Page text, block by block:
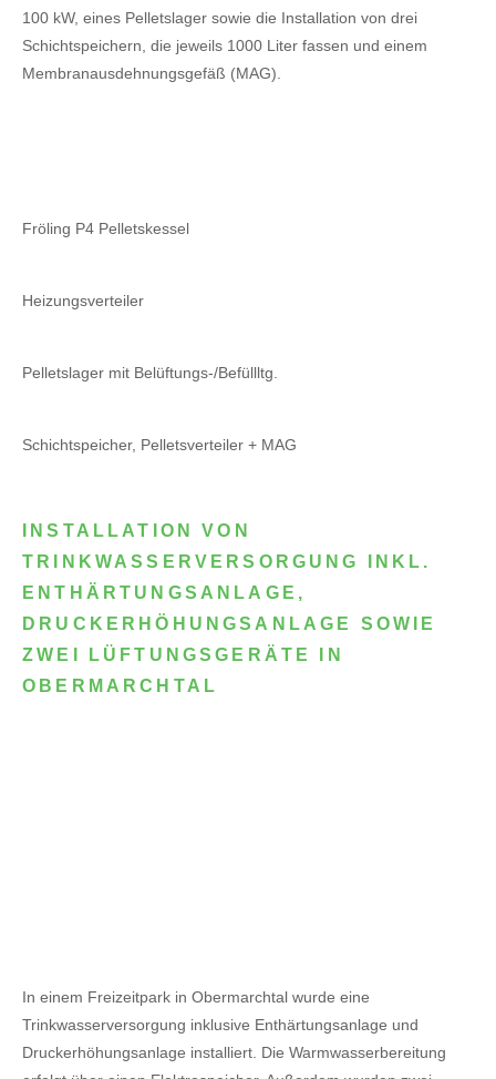
100 kW, eines Pelletslager sowie die Installation von drei
Schichtspeichern, die jeweils 1000 Liter fassen und einem
Membranausdehnungsgefäß (MAG).
Fröling P4 Pelletskessel
Heizungsverteiler
Pelletslager mit Belüftungs-/Befüllltg.
Schichtspeicher, Pelletsverteiler + MAG
INSTALLATION VON
TRINKWASSERVERSORGUNG INKL.
ENTHÄRTUNGSANLAGE,
DRUCKERHÖHUNGSANLAGE SOWIE
ZWEI LÜFTUNGSGERÄTE IN
OBERMARCHTAL
In einem Freizeitpark in Obermarchtal wurde eine
Trinkwasserversorgung inklusive Enthärtungsanlage und
Druckerhöhungsanlage installiert. Die Warmwasserbereitung